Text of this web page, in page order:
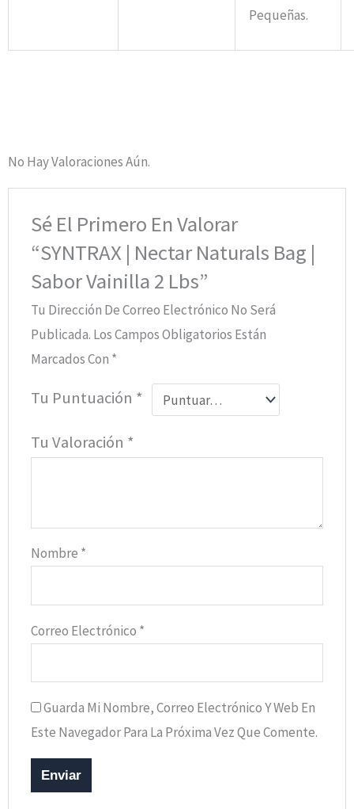
Pequeñas.
No Hay Valoraciones Aún.
Sé El Primero En Valorar
“SYNTRAX | Nectar Naturals Bag |
Sabor Vainilla 2 Lbs”
Tu Dirección De Correo Electrónico No Será
Publicada. Los Campos Obligatorios Están
Marcados Con *
Tu Puntuación *
Tu Valoración *
Nombre *
Correo Electrónico *
Guarda Mi Nombre, Correo Electrónico Y Web En
Este Navegador Para La Próxima Vez Que Comente.